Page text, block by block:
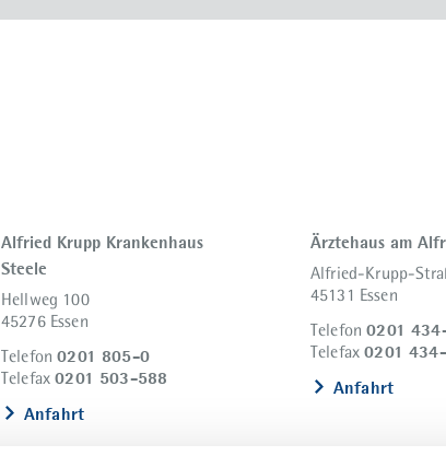
Alfried Krupp Krankenhaus
Steele
Hellweg 100
45276 Essen
Telefon0201 805-0
Telefax0201 503-588
Anfahrt
Ärztehaus am
Alfried-Krupp-
45131 Essen
Telefon0201
Telefax0201
Anfahrt